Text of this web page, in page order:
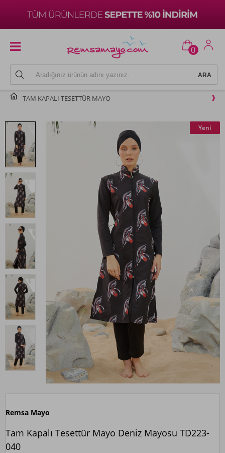
0
TAM KAPALI TESETTÜR MAYO
Yeni
Remsa Mayo
Tam Kapalı Tesettür Mayo Deniz Mayosu TD223-
040